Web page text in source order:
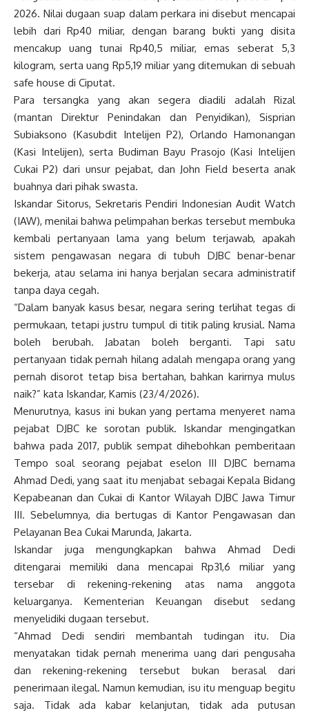
2026. Nilai dugaan suap dalam perkara ini disebut mencapai
lebih dari Rp40 miliar, dengan barang bukti yang disita
mencakup uang tunai Rp40,5 miliar, emas seberat 5,3
kilogram, serta uang Rp5,19 miliar yang ditemukan di sebuah
safe house di Ciputat.
Para tersangka yang akan segera diadili adalah Rizal
(mantan Direktur Penindakan dan Penyidikan), Sisprian
Subiaksono (Kasubdit Intelijen P2), Orlando Hamonangan
(Kasi Intelijen), serta Budiman Bayu Prasojo (Kasi Intelijen
Cukai P2) dari unsur pejabat, dan John Field beserta anak
buahnya dari pihak swasta.
Iskandar Sitorus, Sekretaris Pendiri Indonesian Audit Watch
(IAW), menilai bahwa pelimpahan berkas tersebut membuka
kembali pertanyaan lama yang belum terjawab, apakah
sistem pengawasan negara di tubuh DJBC benar-benar
bekerja, atau selama ini hanya berjalan secara administratif
tanpa daya cegah.
“Dalam banyak kasus besar, negara sering terlihat tegas di
permukaan, tetapi justru tumpul di titik paling krusial. Nama
boleh berubah. Jabatan boleh berganti. Tapi satu
pertanyaan tidak pernah hilang adalah mengapa orang yang
pernah disorot tetap bisa bertahan, bahkan karirnya mulus
naik?” kata Iskandar, Kamis (23/4/2026).
Menurutnya, kasus ini bukan yang pertama menyeret nama
pejabat DJBC ke sorotan publik. Iskandar mengingatkan
bahwa pada 2017, publik sempat dihebohkan pemberitaan
Tempo soal seorang pejabat eselon III DJBC bernama
Ahmad Dedi, yang saat itu menjabat sebagai Kepala Bidang
Kepabeanan dan Cukai di Kantor Wilayah DJBC Jawa Timur
III. Sebelumnya, dia bertugas di Kantor Pengawasan dan
Pelayanan Bea Cukai Marunda, Jakarta.
Iskandar juga mengungkapkan bahwa Ahmad Dedi
ditengarai memiliki dana mencapai Rp31,6 miliar yang
tersebar di rekening-rekening atas nama anggota
keluarganya. Kementerian Keuangan disebut sedang
menyelidiki dugaan tersebut.
“Ahmad Dedi sendiri membantah tudingan itu. Dia
menyatakan tidak pernah menerima uang dari pengusaha
dan rekening-rekening tersebut bukan berasal dari
penerimaan ilegal. Namun kemudian, isu itu menguap begitu
saja. Tidak ada kabar kelanjutan, tidak ada putusan